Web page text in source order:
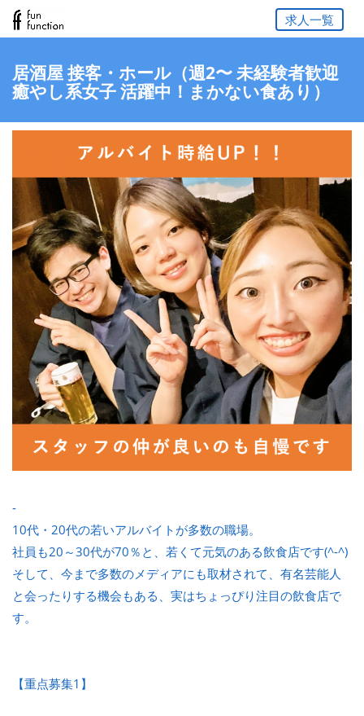
求人一覧
居酒屋 接客・ホール（週2〜 未経験者歓迎
癒やし系女子 活躍中！まかない食あり）
-
10代・20代の若いアルバイトが多数の職場。
社員も20～30代が70％と、若くて元気のある飲食店です(^-^)
そして、今まで多数のメディアにも取材されて、有名芸能人
と会ったりする機会もある、実はちょっぴり注目の飲食店で
す。
【重点募集1】